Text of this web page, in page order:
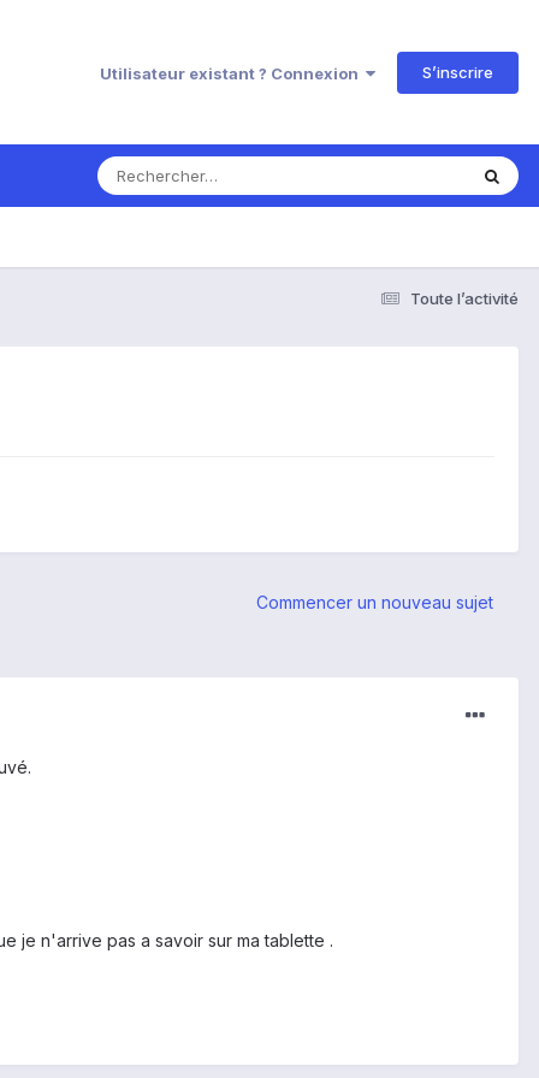
Utilisateur existant ? Connexion S’inscrire
Toute l’activité
Commencer un nouveau sujet
je n'arrive pas a savoir sur ma tablette .